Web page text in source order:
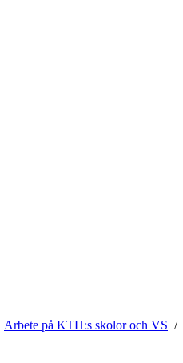
Arbete på KTH:s skolor och VS